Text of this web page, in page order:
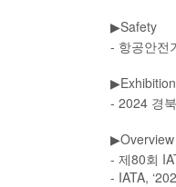
▶Safety
- 항공안전
▶Exhibition
- 2024 경
▶Overview
- 제80회
- IATA,